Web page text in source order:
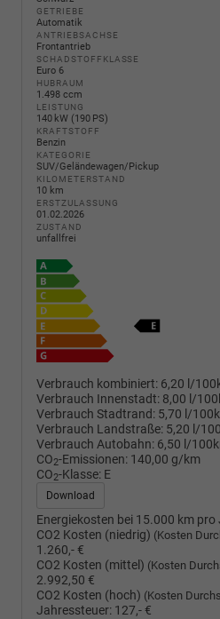
GETRIEBE
Automatik
ANTRIEBSACHSE
Frontantrieb
SCHADSTOFFKLASSE
Euro 6
HUBRAUM
1.498 ccm
LEISTUNG
140 kW (190 PS)
KRAFTSTOFF
Benzin
KATEGORIE
SUV/Geländewagen/Pickup
KILOMETERSTAND
10 km
ERSTZULASSUNG
01.02.2026
ZUSTAND
unfallfrei
Verbrauch kombiniert: 6,20 l/
Verbrauch Innenstadt: 8,00 l/
Verbrauch Stadtrand: 5,70 l/
Verbrauch Landstraße: 5,20 l/
Verbrauch Autobahn: 6,50 l/
CO2-Emissionen: 140,00 g/km
CO2-Klasse: E
Download
Energiekosten bei 15.000 km pro
CO2 Kosten (niedrig) (Kosten
1.260,- €
CO2 Kosten (mittel) (Kosten
2.992,50 €
CO2 Kosten (hoch) (Kosten
Jahressteuer: 127,- €